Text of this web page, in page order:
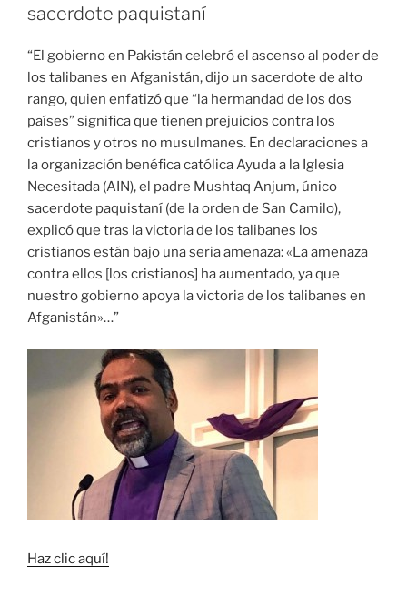
sacerdote paquistaní
“El gobierno en Pakistán celebró el ascenso al poder de
los talibanes en Afganistán, dijo un sacerdote de alto
rango, quien enfatizó que “la hermandad de los dos
países” significa que tienen prejuicios contra los
cristianos y otros no musulmanes. En declaraciones a
la organización benéfica católica Ayuda a la Iglesia
Necesitada (AIN), el padre Mushtaq Anjum, único
sacerdote paquistaní (de la orden de San Camilo),
explicó que tras la victoria de los talibanes los
cristianos están bajo una seria amenaza: «La amenaza
contra ellos [los cristianos] ha aumentado, ya que
nuestro gobierno apoya la victoria de los talibanes en
Afganistán»…”
Haz clic aquí!